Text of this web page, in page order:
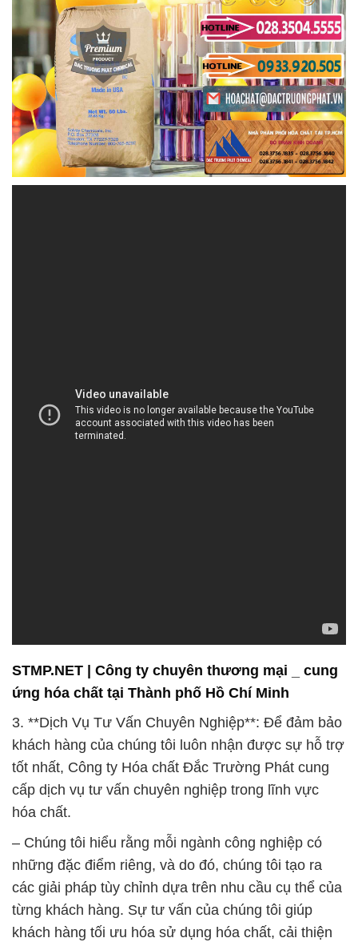
STMP.NET | Công ty chuyên thương mại _ cung
ứng hóa chất tại Thành phố Hồ Chí Minh
3. **Dịch Vụ Tư Vấn Chuyên Nghiệp**: Để đảm bảo
khách hàng của chúng tôi luôn nhận được sự hỗ trợ
tốt nhất, Công ty Hóa chất Đắc Trường Phát cung
cấp dịch vụ tư vấn chuyên nghiệp trong lĩnh vực
hóa chất.
– Chúng tôi hiểu rằng mỗi ngành công nghiệp có
những đặc điểm riêng, và do đó, chúng tôi tạo ra
các giải pháp tùy chỉnh dựa trên nhu cầu cụ thể của
từng khách hàng. Sự tư vấn của chúng tôi giúp
khách hàng tối ưu hóa sử dụng hóa chất, cải thiện